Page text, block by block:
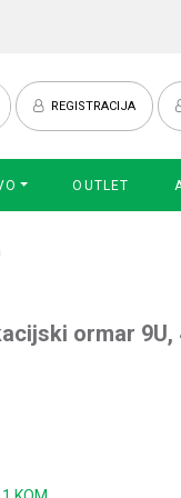
REGISTRACIJA
OUTLET
ormar 9U,